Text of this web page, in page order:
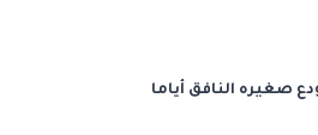
صغيره النافق أياما